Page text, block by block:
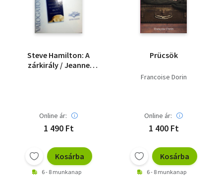
Steve Hamilton: A
zárkirály / Jeanne
művészete
Online ár:
1 490 Ft
Kosárba
6 - 8 munkanap
Prücsök
Francoise Dorin
Online ár:
1 400 Ft
Kosárba
6 - 8 munkanap